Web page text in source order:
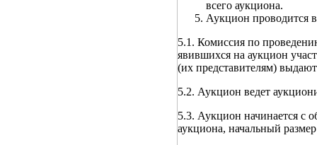
всего аукциона.
Аукцион проводится
5.1. Комиссия по
явившихся на аукцион
(их представителям)
5.2. Аукцион ведет
5.3. Аукцион начинается с
аукциона, начальный